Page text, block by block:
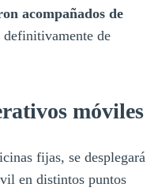
acompañados de
de
móviles
fijas, se desplegará
en distintos puntos